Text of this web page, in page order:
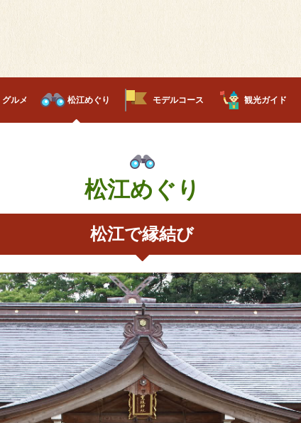
グルメ 松江めぐり モデルコース 観光ガイド
松江めぐり
松江で縁結び